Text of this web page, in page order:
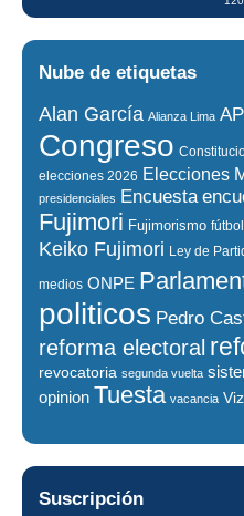
Nube de etiquetas
Alan García Alianza Lima
Congreso
elecciones 2026 Elecciones
presidenciales Encuesta
Fujimori Fujimorismo fútbol
Keiko Fujimori Ley de
medios ONPE
politicos Pedro
reforma electoral
revocatoria segunda vuelta
opinion Tuesta vacancia
Suscripción